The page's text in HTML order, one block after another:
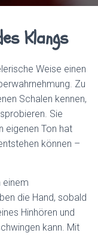
E
Klangs
Weise einen
Zu
Schalen kennen,
Sie
eigenen Ton hat
können –
einem
die Hand, sobald
Hinhören und
kann. Mit